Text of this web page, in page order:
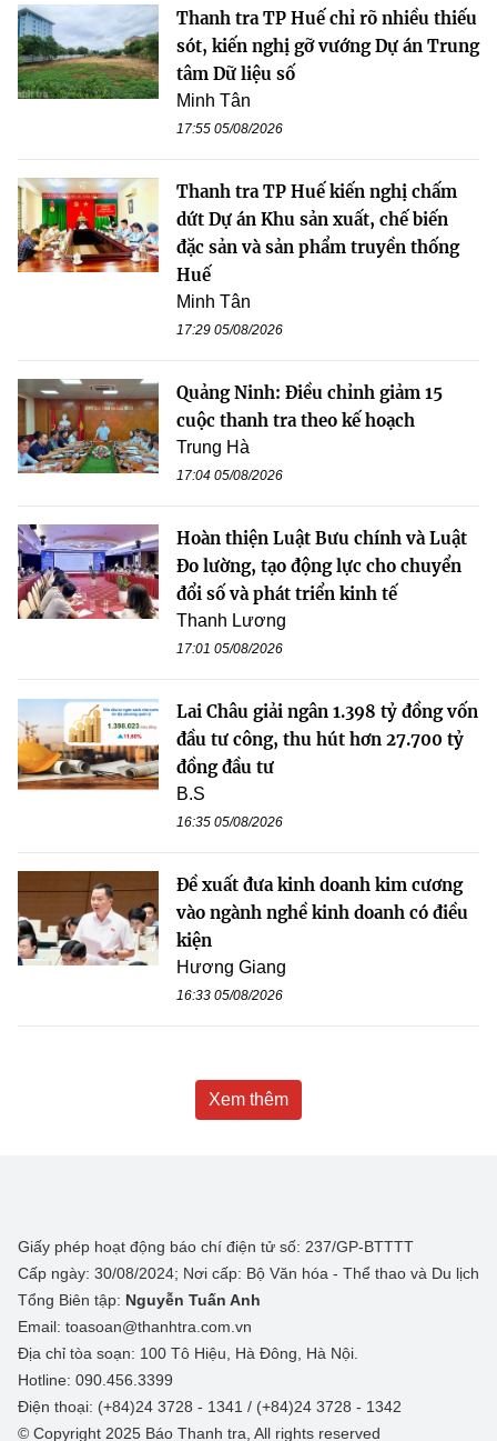
Thanh tra TP Huế chỉ rõ nhiều thiếu
sót, kiến nghị gỡ vướng Dự án Trung
tâm Dữ liệu số
Minh Tân
17:55 05/08/2026
Thanh tra TP Huế kiến nghị chấm
dứt Dự án Khu sản xuất, chế biến
đặc sản và sản phẩm truyền thống
Huế
Minh Tân
17:29 05/08/2026
Quảng Ninh: Điều chỉnh giảm 15
cuộc thanh tra theo kế hoạch
Trung Hà
17:04 05/08/2026
Hoàn thiện Luật Bưu chính và Luật
Đo lường, tạo động lực cho chuyển
đổi số và phát triển kinh tế
Thanh Lương
17:01 05/08/2026
Lai Châu giải ngân 1.398 tỷ đồng vốn
đầu tư công, thu hút hơn 27.700 tỷ
đồng đầu tư
B.S
16:35 05/08/2026
Đề xuất đưa kinh doanh kim cương
vào ngành nghề kinh doanh có điều
kiện
Hương Giang
16:33 05/08/2026
Xem thêm
Giấy phép hoạt động báo chí điện tử số: 237/GP-BTTTT
Cấp ngày: 30/08/2024; Nơi cấp: Bộ Văn hóa - Thể thao và Du lịch
Tổng Biên tập: Nguyễn Tuấn Anh
Email: toasoan@thanhtra.com.vn
Địa chỉ tòa soạn: 100 Tô Hiệu, Hà Đông, Hà Nội.
Hotline: 090.456.3399
Điện thoại: (+84)24 3728 - 1341 / (+84)24 3728 - 1342
© Copyright 2025 Báo Thanh tra, All rights reserved